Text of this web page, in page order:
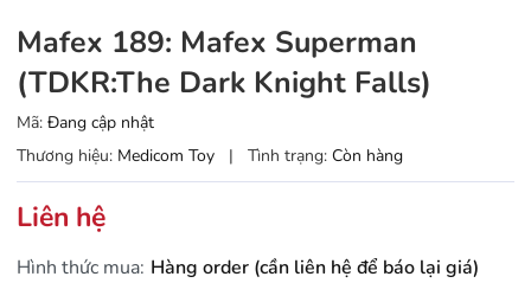
Mafex 189: Mafex Superman
(TDKR:The Dark Knight Falls)
Mã: Đang cập nhật
Thương hiệu: Medicom Toy | Tình trạng: Còn hàng
Liên hệ
Hình thức mua: Hàng order (cần liên hệ để báo lại giá)